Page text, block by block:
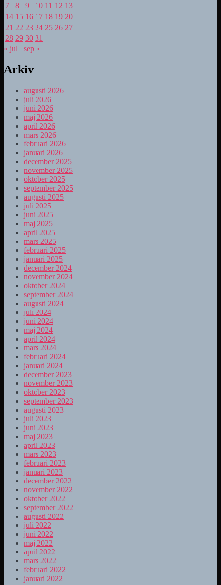
7
8 9 10 11 12 13
14 15 16 17 18 19 20
21 22 23 24 25 26 27
28 29 30 31
« jul
sep »
Arkiv
augusti 2026
juli 2026
juni 2026
maj 2026
april 2026
mars 2026
februari 2026
januari 2026
december 2025
november 2025
oktober 2025
september 2025
augusti 2025
juli 2025
juni 2025
maj 2025
april 2025
mars 2025
februari 2025
januari 2025
december 2024
november 2024
oktober 2024
september 2024
augusti 2024
juli 2024
juni 2024
maj 2024
april 2024
mars 2024
februari 2024
januari 2024
december 2023
november 2023
oktober 2023
september 2023
augusti 2023
juli 2023
juni 2023
maj 2023
april 2023
mars 2023
februari 2023
januari 2023
december 2022
november 2022
oktober 2022
september 2022
augusti 2022
juli 2022
juni 2022
maj 2022
april 2022
mars 2022
februari 2022
januari 2022